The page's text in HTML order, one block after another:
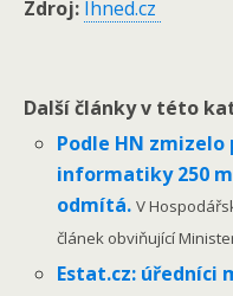
Zdroj: Ihned.cz
Další články v této
Podle HN
informatiky 250
odmítá.V
článek obviňující
Estat.cz: úředníci